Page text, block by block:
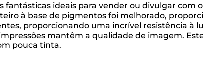
ideais para vender ou divulgar com
à base de pigmentos foi melhorado,
proporcionando uma incrível resistência à
mantêm a qualidade de imagem.
pouca tinta.